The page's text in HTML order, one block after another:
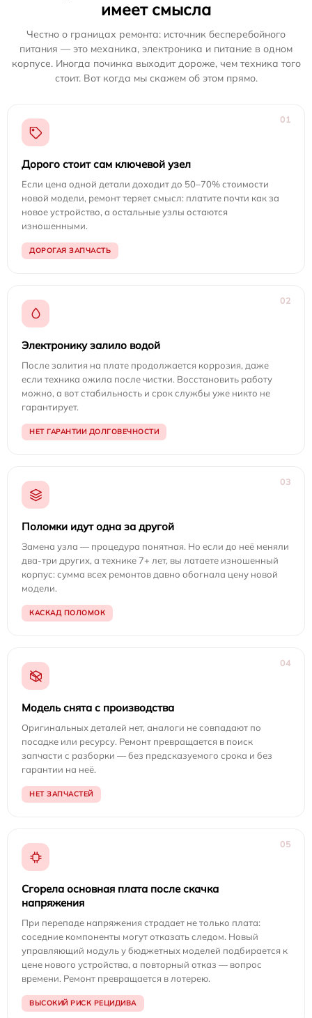
имеет смысла
Честно о границах ремонта: источник бесперебойного
питания — это механика, электроника и питание в одном
корпусе. Иногда починка выходит дороже, чем техника того
стоит. Вот когда мы скажем об этом прямо.
01
Дорого стоит сам ключевой узел
Если цена одной детали доходит до 50–70% стоимости
новой модели, ремонт теряет смысл: платите почти как за
новое устройство, а остальные узлы остаются
изношенными.
ДОРОГАЯ ЗАПЧАСТЬ
02
Электронику залило водой
После залития на плате продолжается коррозия, даже
если техника ожила после чистки. Восстановить работу
можно, а вот стабильность и срок службы уже никто не
гарантирует.
НЕТ ГАРАНТИИ ДОЛГОВЕЧНОСТИ
03
Поломки идут одна за другой
Замена узла — процедура понятная. Но если до неё меняли
два-три других, а технике 7+ лет, вы латаете изношенный
корпус: сумма всех ремонтов давно обогнала цену новой
модели.
КАСКАД ПОЛОМОК
04
Модель снята с производства
Оригинальных деталей нет, аналоги не совпадают по
посадке или ресурсу. Ремонт превращается в поиск
запчасти с разборки — без предсказуемого срока и без
гарантии на неё.
НЕТ ЗАПЧАСТЕЙ
05
Сгорела основная плата после скачка
напряжения
При перепаде напряжения страдает не только плата:
соседние компоненты могут отказать следом. Новый
управляющий модуль у бюджетных моделей подбирается к
цене нового устройства, а повторный отказ — вопрос
времени. Ремонт превращается в лотерею.
ВЫСОКИЙ РИСК РЕЦИДИВА